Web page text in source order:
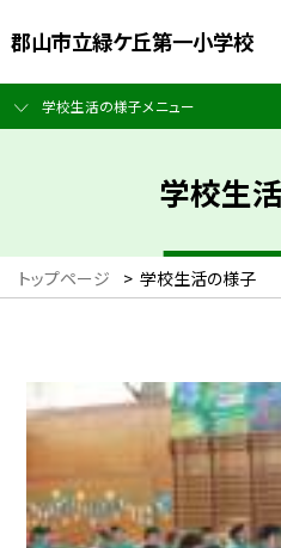
郡山市立緑ケ丘第一小学校
学校生活の様子メニュー
学校生
トップページ > 学校生活の様子